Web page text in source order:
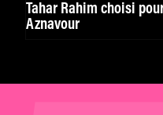
Tahar Rahim choisi
Aznavour